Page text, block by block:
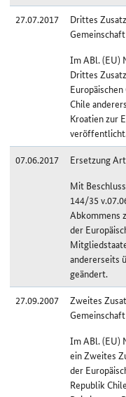
27.07.2017
Drittes
Im ABl. (EU)
Drittes
Chile
Kroatien zur
07.06.2017
Ersetzung
Mit
144/35
Abkommens
der
andererseits
geändert.
27.09.2007
Zweites
Im ABl. (EU)
ein Zweites
der
Republik